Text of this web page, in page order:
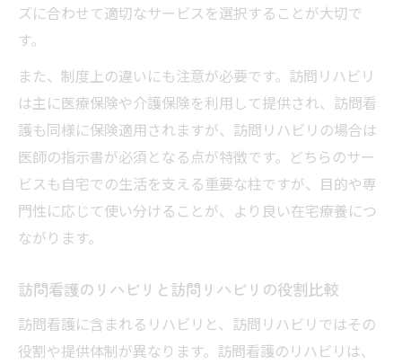
ズに合わせて適切なサービスを選択することが大切で
す。
また、制度上の違いにも注意が必要です。訪問リハビリ
は主に医療保険や介護保険を利用して提供され、訪問看
護も同様に保険適用されますが、訪問リハビリの場合は
医師の指示書が必須となる点が特徴です。どちらのサー
ビスも自宅での生活を支える重要な柱ですが、目的や専
門性に応じて使い分けることが、より良い在宅療養につ
ながります。
訪問看護のリハビリと訪問リハビリの役割比較
訪問看護に含まれるリハビリと、訪問リハビリではその
役割や提供体制が異なります。訪問看護のリハビリは、